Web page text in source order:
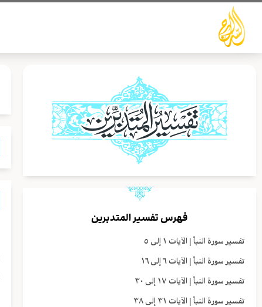
تخطي
المحتوى
فهرس تفسير المتدبرين
تفسير سورة النبأ | الآيات ١ إلى ٥
تفسير سورة النبأ | الآيات ٦ إلى ١٦
تفسير سورة النبأ | الآيات ١٧ إلى ٣٠
تفسير سورة النبأ | الآيات ٣١ إلى ٣٨